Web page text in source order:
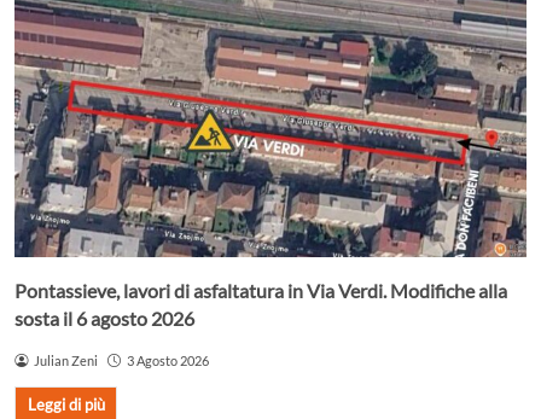
Pontassieve, lavori di asfaltatura in Via Verdi. Modifiche alla
sosta il 6 agosto 2026
Julian Zeni 3 Agosto 2026
Leggi di più